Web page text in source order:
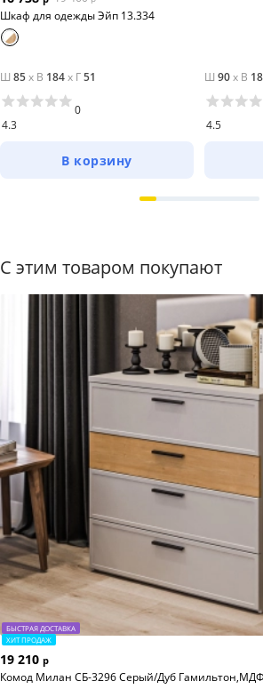
Шкаф для одежды Эйп 13.334
Ш 85x В 184x Г51
4.3
0
В корзину
Ш 90x В
4.5
С этим товаром покупают
БЫСТРАЯ ДОСТАВКА
ХИТ ПРОДАЖ
19 210 р
Комод Милан СБ-3296 Серый/Дуб